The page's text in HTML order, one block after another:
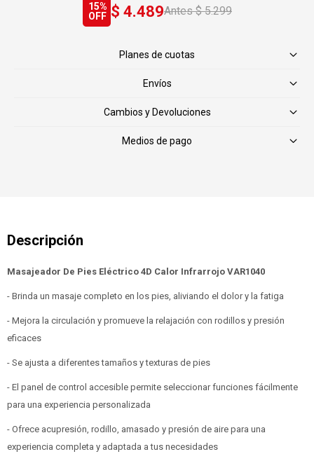
$ 4.489 $ 5.299
15
Planes de cuotas
Envíos
Cambios y Devoluciones
Medios de pago
Masajeador De Pies Eléctrico 4D Calor Infrarrojo VAR1040
- Brinda un masaje completo en los pies, aliviando el dolor y la fatiga
- Mejora la circulación y promueve la relajación con rodillos y presión
eficaces
- Se ajusta a diferentes tamaños y texturas de pies
- El panel de control accesible permite seleccionar funciones fácilmente
para una experiencia personalizada
- Ofrece acupresión, rodillo, amasado y presión de aire para una
experiencia completa y adaptada a tus necesidades